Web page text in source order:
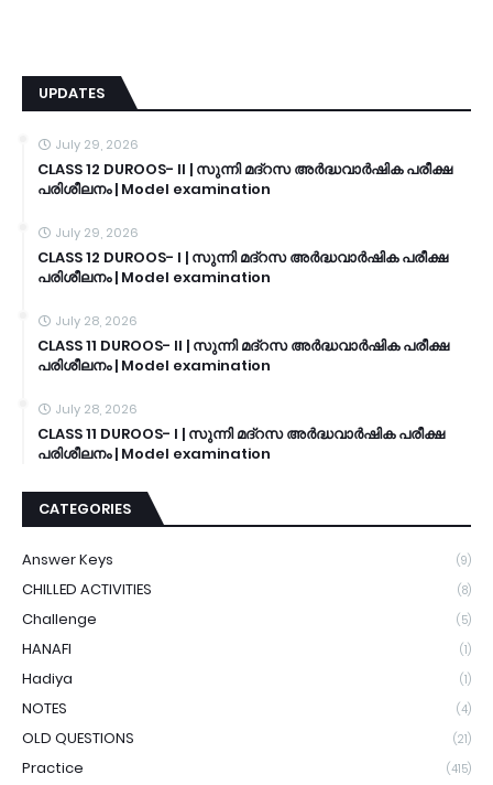
UPDATES
July 29, 2026
CLASS 12 DUROOS- II | സുന്നി മദ്റസ അർദ്ധവാർഷിക പരീക്ഷ
പരിശീലനം | Model examination
July 29, 2026
CLASS 12 DUROOS- I | സുന്നി മദ്റസ അർദ്ധവാർഷിക പരീക്ഷ
പരിശീലനം | Model examination
July 28, 2026
CLASS 11 DUROOS- II | സുന്നി മദ്റസ അർദ്ധവാർഷിക പരീക്ഷ
പരിശീലനം | Model examination
July 28, 2026
CLASS 11 DUROOS- I | സുന്നി മദ്റസ അർദ്ധവാർഷിക പരീക്ഷ
പരിശീലനം | Model examination
CATEGORIES
Answer Keys (9)
CHILLED ACTIVITIES (8)
Challenge (5)
HANAFI (1)
Hadiya (1)
NOTES (4)
OLD QUESTIONS (21)
Practice (415)